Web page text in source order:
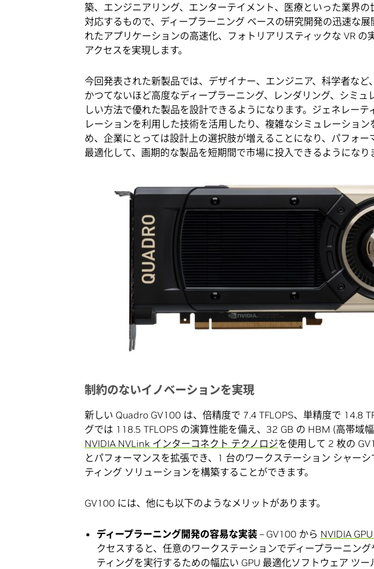
築、エンジニアリング、エンターテイメント、医療といった業界
対応するもので、ディープラーニング ベースの研究開発の迅速な
れたアプリケーションの高速化、フォトリアリスティックな VR の
アクセスを実現します。
今回発表された新製品では、デザイナー、エンジニア、科学者など
かつてないほど高度なディープラーニング、レンダリング、シミュ
しい方法で優れた製品を設計できるようになります。ジェネレーテ
レーションを利用した技術を活用したり、複雑なシミュレーショ
め、企業にとっては設計上の選択肢が増えることになり、パフォ
最適化して、画期的な製品を短期間で市場に投入できるようになり
制約のないイノベーションを実現
新しい Quadro GV100 は、倍精度で 7.4 TFLOPS、単精度で 14.8
グでは 118.5 TFLOPS の演算性能を備え、32 GB の HBM (高帯域幅
NVIDIA NVLink インターコネクト テクノロジを使用して 2 枚の
とパフォーマンスを拡張でき、1 台のワークステーション シャー
ティング ソリューションを構築することができます。
GV100 には、他にも以下のようなメリットがあります。
ディープラーニング開発の容易な実装 – GV100 から NVIDIA
クセスすると、任意のワークステーションでディープラーニン
ティングを実行するための幅広い GPU 最適化ソフトウェア ツー